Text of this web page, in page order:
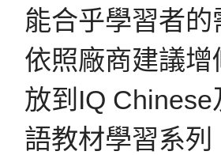
能合乎學習者
依照廠商建議
放到IQ
語教材學習系